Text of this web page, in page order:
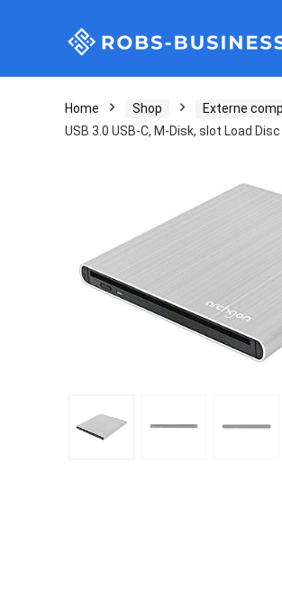
Home Shop Externe
USB 3.0 USB-C, M-Disk, slot Load